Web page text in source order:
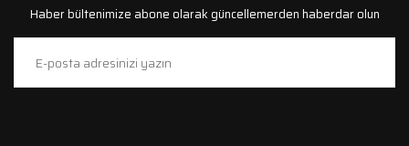
Haber bültenimize abone olarak güncellemerden haberdar olun